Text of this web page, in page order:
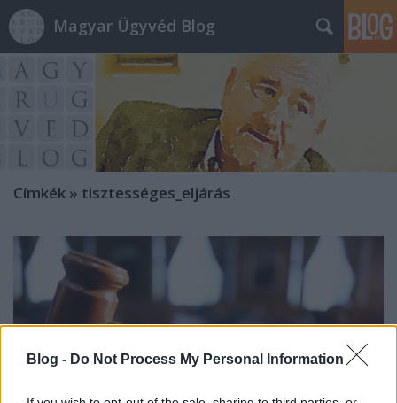
Blog - Do Not Process My Personal Information
Magyar Ügyvéd Blog
Címkék » tisztességes_eljárás